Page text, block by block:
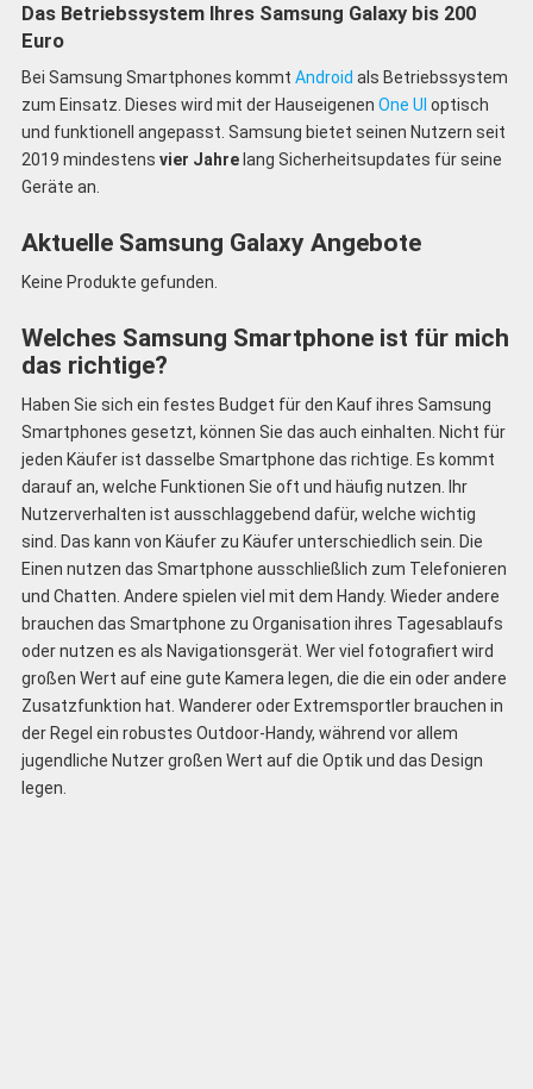
Das Betriebssystem Ihres Samsung Galaxy bis 200
Euro
Bei Samsung Smartphones kommt Android als Betriebssystem
zum Einsatz. Dieses wird mit der Hauseigenen One UI optisch
und funktionell angepasst. Samsung bietet seinen Nutzern seit
2019 mindestens vier Jahrelang Sicherheitsupdates für seine
Geräte an.
Aktuelle Samsung Galaxy Angebote
Keine Produkte gefunden.
Welches Samsung Smartphone ist für mich
das richtige?
Haben Sie sich ein festes Budget für den Kauf ihres Samsung
Smartphones gesetzt, können Sie das auch einhalten. Nicht für
jeden Käufer ist dasselbe Smartphone das richtige. Es kommt
darauf an, welche Funktionen Sie oft und häufig nutzen. Ihr
Nutzerverhalten ist ausschlaggebend dafür, welche wichtig
sind. Das kann von Käufer zu Käufer unterschiedlich sein. Die
Einen nutzen das Smartphone ausschließlich zum Telefonieren
und Chatten. Andere spielen viel mit dem Handy. Wieder andere
brauchen das Smartphone zu Organisation ihres Tagesablaufs
oder nutzen es als Navigationsgerät. Wer viel fotografiert wird
großen Wert auf eine gute Kamera legen, die die ein oder andere
Zusatzfunktion hat. Wanderer oder Extremsportler brauchen in
der Regel ein robustes Outdoor-Handy, während vor allem
jugendliche Nutzer großen Wert auf die Optik und das Design
legen.